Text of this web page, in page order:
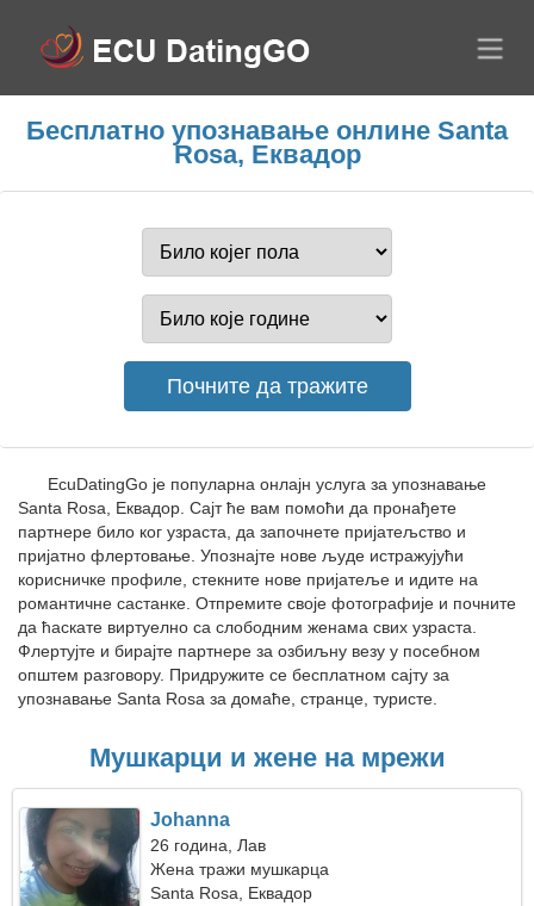
Бесплатно упознавање онлине Santa
Rosa, Еквадор
EcuDatingGo је популарна онлајн услуга за упознавање
Santa Rosa, Еквадор. Сајт ће вам помоћи да пронађете
партнере било ког узраста, да започнете пријатељство и
пријатно флертовање. Упознајте нове људе истражујући
корисничке профиле, стекните нове пријатеље и идите на
романтичне састанке. Отпремите своје фотографије и почните
да ћаскате виртуелно са слободним женама свих узраста.
Флертујте и бирајте партнере за озбиљну везу у посебном
општем разговору. Придружите се бесплатном сајту за
упознавање Santa Rosa за домаће, странце, туристе.
Мушкарци и жене на мрежи
Johanna
26 година, Лав
Жена тражи мушкарца
Santa Rosa, Еквадор